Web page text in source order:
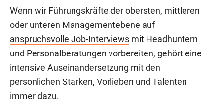
Wenn wir Führungskräfte der obersten, mittleren
oder unteren Managementebene auf
anspruchsvolle Job-Interviews mit Headhuntern
und Personalberatungen vorbereiten, gehört eine
intensive Auseinandersetzung mit den
persönlichen Stärken, Vorlieben und Talenten
immer dazu.